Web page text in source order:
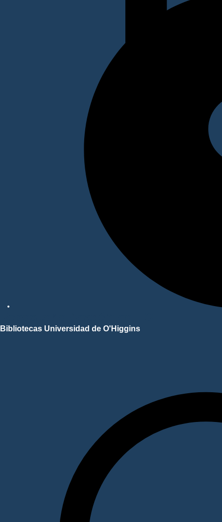
Bibliotecas Universidad de O'Higgins